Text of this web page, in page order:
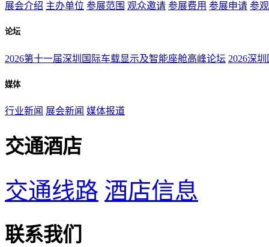
展会介绍 主办单位 参展范围 观众邀请 参展费用 参展申请 参
论坛
2026第十一届深圳国际车载显示及智能座舱高峰论坛 2026深
媒体
行业新闻 展会新闻 媒体报道
交通酒店
交通线路 酒店信息
联系我们